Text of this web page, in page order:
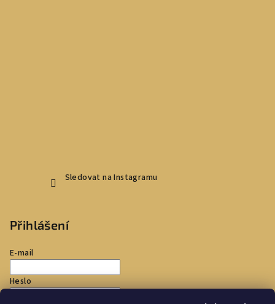
Sledovat na Instagramu
Přihlášení
E-mail
Heslo